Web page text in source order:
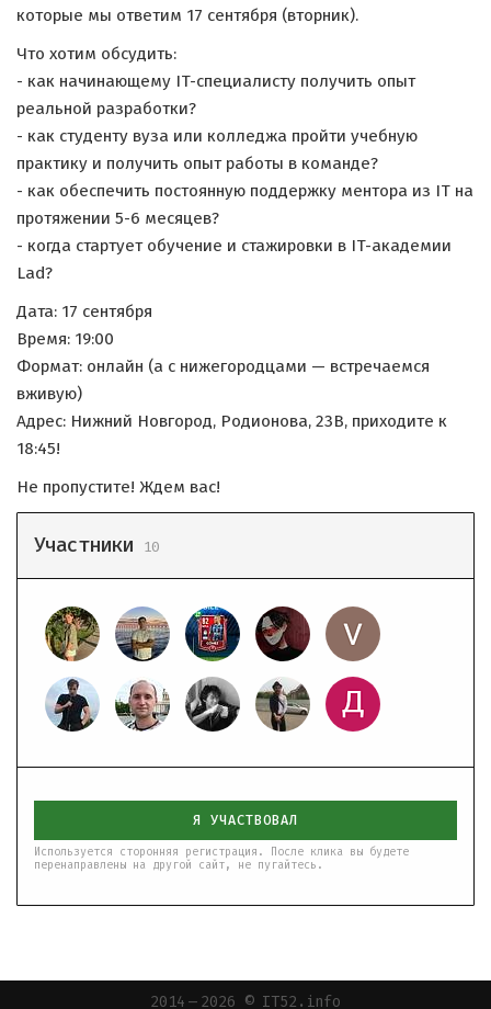
которые мы ответим 17 сентября (вторник).
Что хотим обсудить:
- как начинающему IT-специалисту получить опыт
реальной разработки?
- как студенту вуза или колледжа пройти учебную
практику и получить опыт работы в команде?
- как обеспечить постоянную поддержку ментора из IT на
протяжении 5-6 месяцев?
- когда стартует обучение и стажировки в IT-академии
Lad?
Дата: 17 сентября
Время: 19:00
Формат: онлайн (а с нижегородцами — встречаемся
вживую)
Адрес: Нижний Новгород, Родионова, 23В, приходите к
18:45!
Не пропустите! Ждем вас!
Участники 10
Я УЧАСТВОВАЛ
Используется сторонняя регистрация. После клика вы будете
перенаправлены на другой сайт, не пугайтесь.
2014 — 2026 © IT52.info